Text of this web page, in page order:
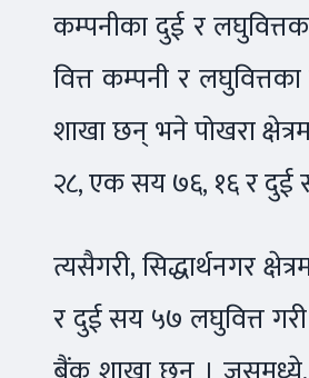
कम्पनीका दुई र
वित्त कम्पनी र
शाखा छन् भने पोखरा
२८, एक सय ७६, १६ र
त्यसैगरी, सिद्धार्थनगर
र दुई सय ५७ लघुवित्त